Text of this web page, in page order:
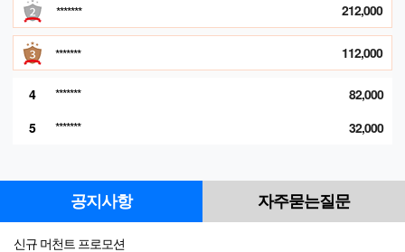
******* 212,000
******* 112,000
4 *******
82,000
5
******* 32,000
공지사항 자주묻는질문
신규 머천트 프로모션